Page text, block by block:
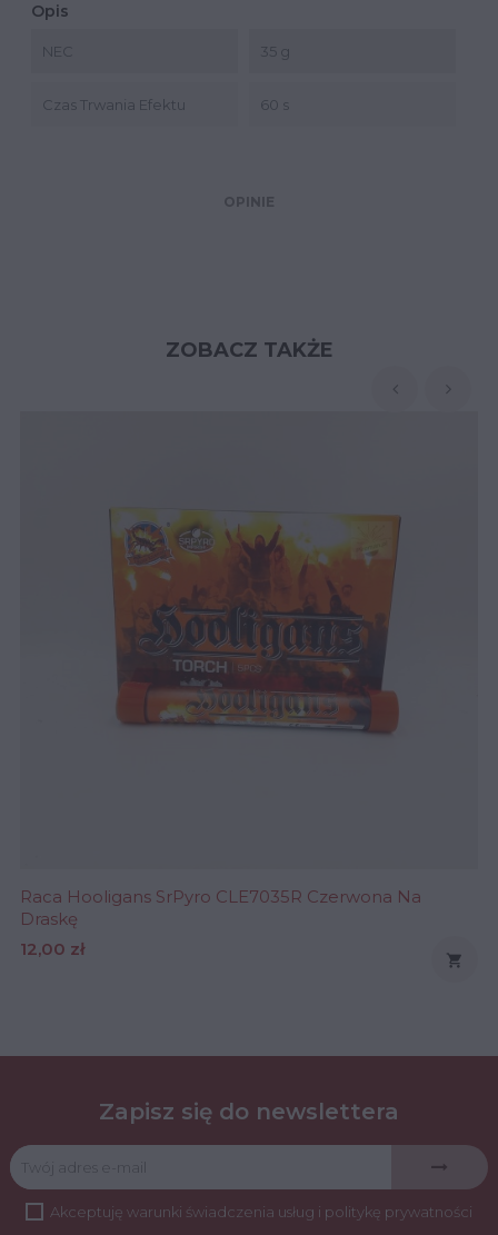
Opis
NEC 35 g
Czas Trwania Efektu 60 s
OPINIE
ZOBACZ TAKŻE
Raca Hooligans SrPyro CLE7035R Czerwona Na
Draskę
Cena
12,00 zł

Zapisz się do newslettera
Akceptuję warunki świadczenia usług i politykę prywatności